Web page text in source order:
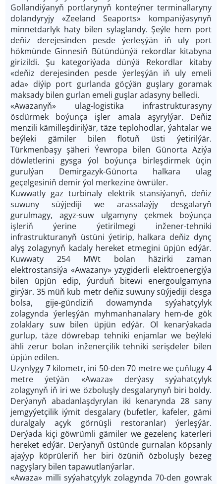
Gollandiýanyň portlarynyň konteýner terminallaryny
dolandyryjy «Zeeland Seaports» kompaniýasynyň
minnetdarlyk haty bilen sylaglandy. Şeýle hem port
deňiz derejesinden pesde ýerleşýän iň uly port
hökmünde Ginnesiň Bütündünýä rekordlar kitabyna
girizildi. Şu kategoriýada dünýä Rekordlar kitaby
«deňiz derejesinden pesde ýerleşýän iň uly emeli
ada» diýip port gurlanda göçýän guşlary goramak
maksady bilen gurlan emeli guşlar adasyny belledi.
«Awazanyň» ulag-logistika infrastrukturasyny
ösdürmek boýunça işler amala aşyrylýar. Deňiz
menzili kämilleşdirilýär, täze teplohodlar, ýahtalar we
beýleki gämiler bilen flotuň üsti ýetirilýär.
Türkmenbaşy şäheri Ýewropa bilen Günorta Aziýa
döwletlerini gysga ýol boýunça birleşdirmek üçin
gurulýan Demirgazyk-Günorta halkara ulag
geçelgesiniň demir ýol merkezine öwrüler.
Kuwwatly gaz turbinaly elektrik stansiýanyň, deňiz
suwuny süýjediji we arassalaýjy desgalaryň
gurulmagy, agyz-suw ulgamyny çekmek boýunça
işleriň ýerine ýetirilmegi inžener-tehniki
infrastrukturanyň üstüni ýetirip, halkara deňiz dynç
alyş zolagynyň kadaly hereket etmegini üpjün edýär.
Kuwwaty 254 MWt bolan häzirki zaman
elektrostansiýa «Awazany» yzygiderli elektroenergiýa
bilen üpjün edip, ýurduň bitewi energoulgamyna
girýär. 35 müň kub metr deňiz suwuny süýjediji desga
bolsa, gije-gündiziň dowamynda syýahatçylyk
zolagynda ýerleşýän myhmanhanalary hem-de gök
zolaklary suw bilen üpjün edýär. Ol kenarýakada
gurlup, täze döwrebap tehniki enjamlar we beýleki
ähli zerur bolan inženerçilik tehniki serişdeler bilen
üpjün edilen.
Uzynlygy 7 kilometr, ini 50-den 70 metre we çuňlugy 4
metre ýetýän «Awaza» derýasy syýahatçylyk
zolagynyň iň iri we özboluşly desgalarynyň biri boldy.
Derýanyň abadanlaşdyrylan iki kenarynda 28 sany
jemgyýetçilik iýmit desgalary (bufetler, kafeler, gämi
duralgaly açyk görnüşli restoranlar) ýerleşýär.
Derýada kiçi göwrümli gämiler we gezelenç katerleri
hereket edýär. Derýanyň üstünde gurnalan köpsanly
ajaýyp köprüleriň her biri özüniň özboluşly bezeg
nagyşlary bilen tapawutlanýarlar.
«Awaza» milli syýahatçylyk zolagynda 70-den gowrak